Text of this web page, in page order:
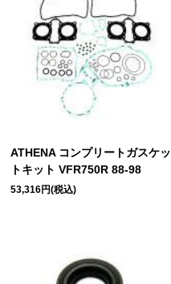
ATHENA コンプリートガスケッ
トキット VFR750R 88-98
53,316円(税込)